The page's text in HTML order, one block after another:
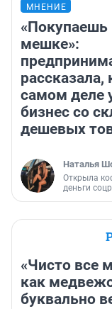
МНЕНИЕ
«Покупаешь
мешке»:
рассказала,
самом деле
бизнес со
дешевых
Наталья
Открыла
деньги
«Чисто все
как
буквально